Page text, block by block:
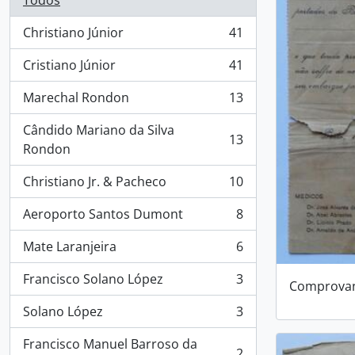
Christiano Júnior
, 41 resultados
41
Cristiano Júnior
, 41 resultados
41
Marechal Rondon
, 13 resultados
13
Cândido Mariano da Silva
Rondon
, 13 resultados 13
Christiano Jr. & Pacheco
, 10 resultados
10
Aeroporto Santos Dumont
, 8 resultados
8
Mate Laranjeira
, 6 resultados
6
Francisco Solano López
, 3 resultados
3
Solano López
, 3 resultados
3
Francisco Manuel Barroso da